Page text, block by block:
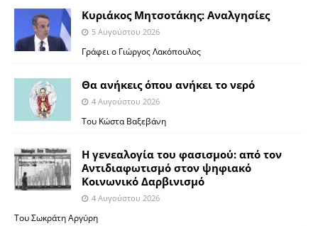
Κυριάκος Μητσοτάκης: Αναλγησίες
5 Αυγούστου 2026
Γράφει ο Γιώργος Λακόπουλος
Θα ανήκεις όπου ανήκει το νερό
4 Αυγούστου 2026
Του Κώστα Βαξεβάνη
Η γενεαλογία του φασισμού: από τον
Αντιδιαφωτισμό στον ψηφιακό
Κοινωνικό Δαρβινισμό
4 Αυγούστου 2026
Του Σωκράτη Αργύρη